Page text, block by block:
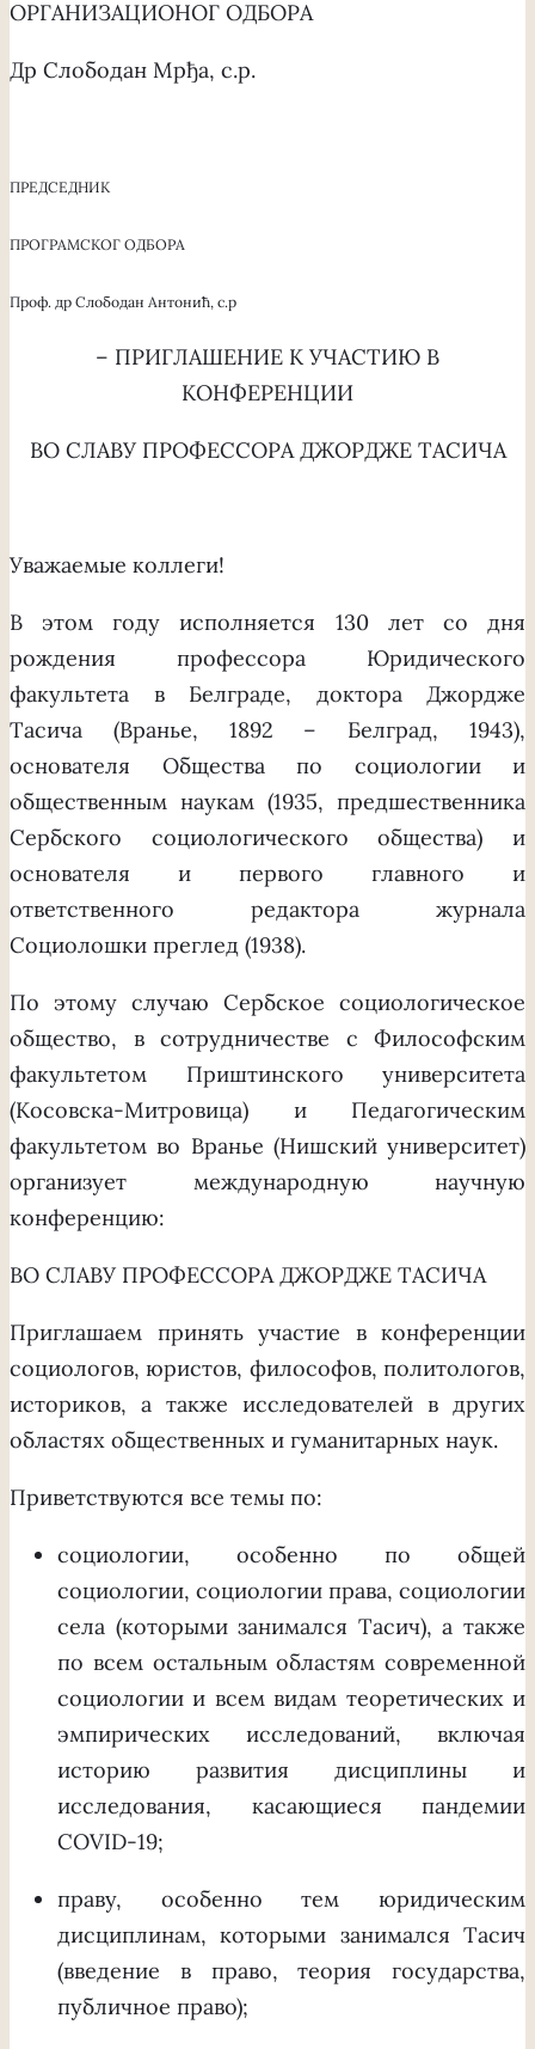
ОРГАНИЗАЦИОНОГ ОДБОРА
Др Слободан Мрђа, с.р.
ПРЕДСЕДНИК
ПРОГРАМСКОГ ОДБОРА
Проф. др Слободан Антонић, с.р
– ПРИГЛАШЕНИЕ К УЧАСТИЮ В
КОНФЕРЕНЦИИ
ВО СЛАВУ ПРОФЕССОРА ДЖОРДЖЕ ТАСИЧА
Уважаемые коллеги!
В этом году исполняется 130 лет со дня
рождения профессора Юридического
факультета в Белграде, доктора Джордже
Тасича (Вранье, 1892 – Белград, 1943),
основателя Общества по социологии и
общественным наукам (1935, предшественника
Сербского социологического общества) и
основателя и первого главного и
ответственного редактора журнала
Социолошки преглед (1938).
По этому случаю Сербское социологическое
общество, в сотрудничестве с Философским
факультетом Приштинского университета
(Косовска-Митровица) и Педагогическим
факультетом во Вранье (Нишский университет)
организует международную научную
конференцию:
ВО СЛАВУ ПРОФЕССОРА ДЖОРДЖЕ ТАСИЧА
Приглашаем принять участие в конференции
социологов, юристов, философов, политологов,
историков, а также исследователей в других
областях общественных и гуманитарных наук.
Приветствуются все темы по:
социологии, особенно по общей
социологии, социологии права, социологии
села (которыми занимался Тасич), а также
по всем остальным областям современной
социологии и всем видам теоретических и
эмпирических исследований, включая
историю развития дисциплины и
исследования, касающиеся пандемии
COVID-19;
праву, особенно тем юридическим
дисциплинам, которыми занимался Тасич
(введение в право, теория государства,
публичное право);